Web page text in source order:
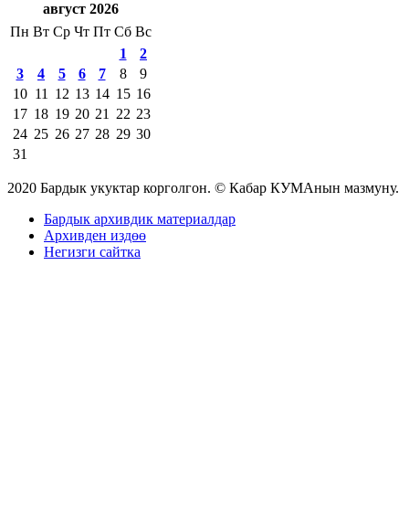
август 2026
Пн Вт Ср Чт Пт Сб Вс
1
2
3
4 5 6 7 8
9
10 11 12 13 14 15 16
17 18 19 20 21 22 23
24 25 26 27 28 29 30
31
2020 Бардык укуктар корголгон. © Кабар КУМАнын мазмуну.
Бардык архивдик материалдар
Архивден издөө
Негизги сайтка